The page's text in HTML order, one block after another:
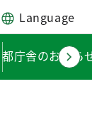
Language
都庁舎のお知ら